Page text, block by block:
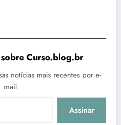
Curso.blog.br
notícias mais recentes por e-
mail.
Assinar